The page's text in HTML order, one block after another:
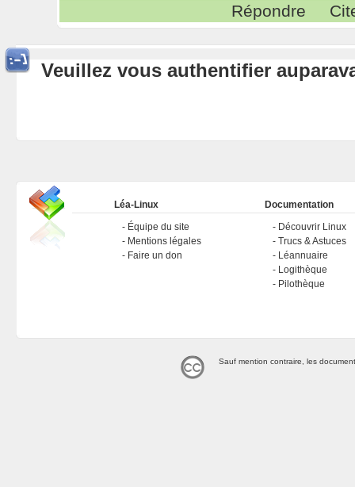
Répondre
Veuillez vous authentifier
Léa-Linux
Équipe du site
Mentions légales
Faire un don
Documentation
Découvrir Linux
Trucs & Astuces
Léannuaire
Logithèque
Pilothèque
Sauf mention contraire, les